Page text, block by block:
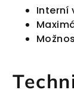
Interní